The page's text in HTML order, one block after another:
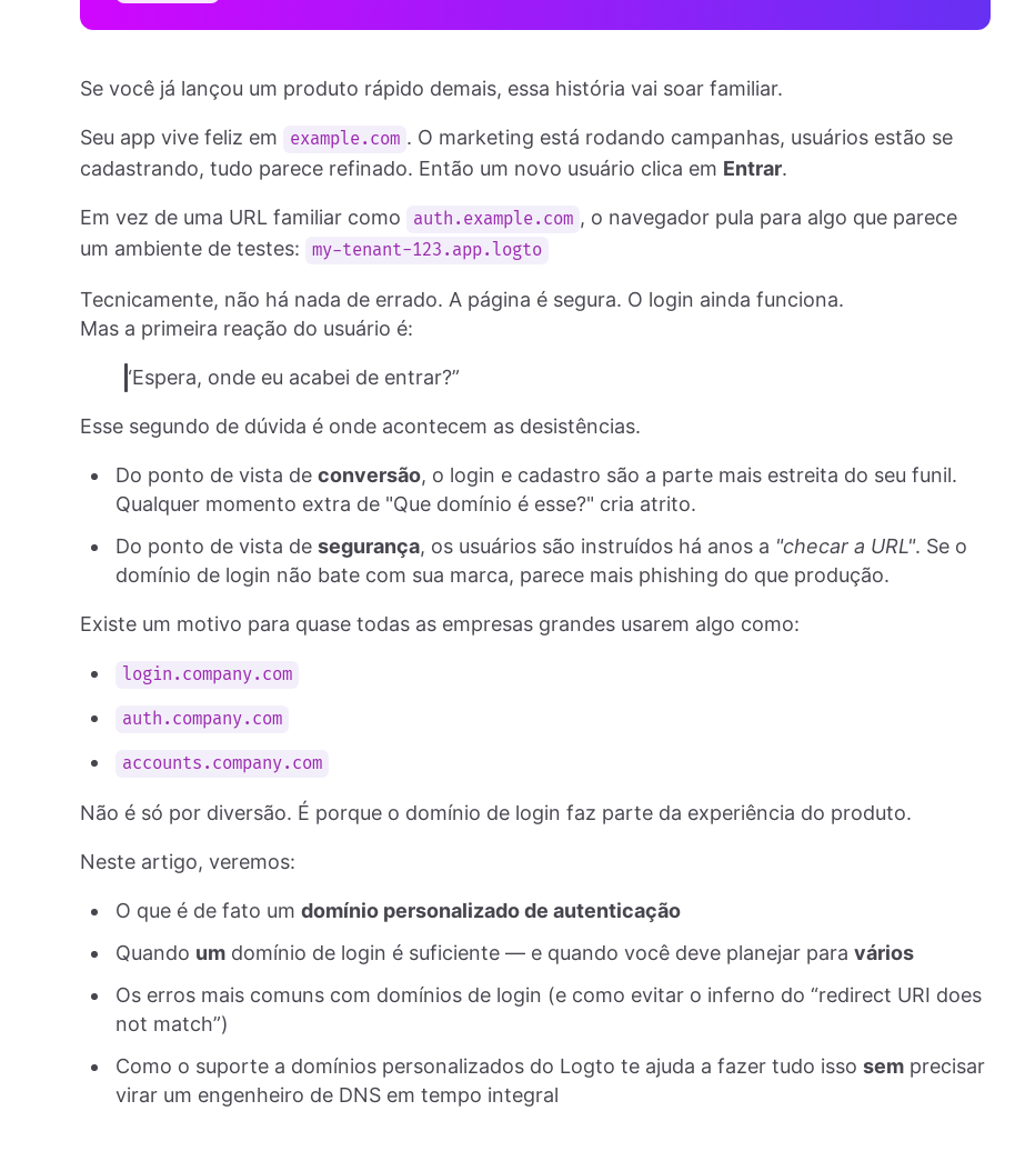
Se você já lançou um produto rápido demais, essa história vai soar familiar.
Seu app vive feliz em example.com . O marketing está rodando campanhas, usuários estão se
cadastrando, tudo parece refinado. Então um novo usuário clica em Entrar.
Em vez de uma URL familiar como auth.example.com , o navegador pula para algo que parece
um ambiente de testes:
my-tenant-123.app.logto
Tecnicamente, não há nada de errado. A página é segura. O login ainda funciona.
Mas a primeira reação do usuário é:
“Espera, onde eu acabei de entrar?”
Esse segundo de dúvida é onde acontecem as desistências.
Do ponto de vista de conversão, o login e cadastro são a parte mais estreita do seu funil.
Qualquer momento extra de "Que domínio é esse?" cria atrito.
Do ponto de vista de segurança, os usuários são instruídos há anos a "checar a URL". Se o
domínio de login não bate com sua marca, parece mais phishing do que produção.
Existe um motivo para quase todas as empresas grandes usarem algo como:
login.company.com
auth.company.com
accounts.company.com
Não é só por diversão. É porque o domínio de login faz parte da experiência do produto.
Neste artigo, veremos:
O que é de fato um domínio personalizado de autenticação
Quando um domínio de login é suficiente — e quando você deve planejar para vários
Os erros mais comuns com domínios de login (e como evitar o inferno do “redirect URI does
not match”)
Como o suporte a domínios personalizados do Logto te ajuda a fazer tudo isso sem precisar
virar um engenheiro de DNS em tempo integral